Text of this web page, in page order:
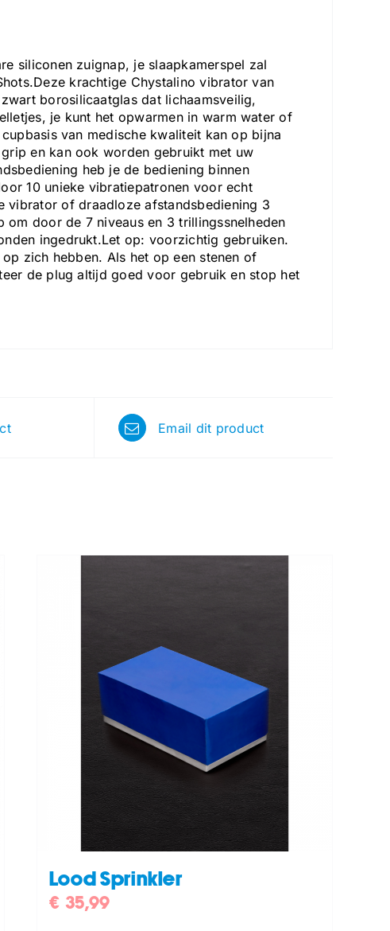
siliconen zuignap, je slaapkamerspel zal
krachtige Chystalino vibrator van
borosilicaatglas dat lichaamsveilig,
je kunt het opwarmen in warm water of
van medische kwaliteit kan op bijna
en kan ook worden gebruikt met uw
heb je de bediening binnen
10 unieke vibratiepatronen voor echt
vibrator of draadloze afstandsbediening 3
door de 7 niveaus en 3 trillingssnelheden
ingedrukt.Let op: voorzichtig gebruiken.
zich hebben. Als het op een stenen of
de plug altijd goed voor gebruik en stop het
Email dit product
Lood Sprinkler
€ 35,99